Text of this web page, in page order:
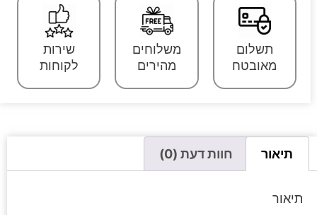
תשלום
מאובטח
משלוחים
מהירים
שירות
לקוחות
תיאור חוות דעת (0)
תיאור